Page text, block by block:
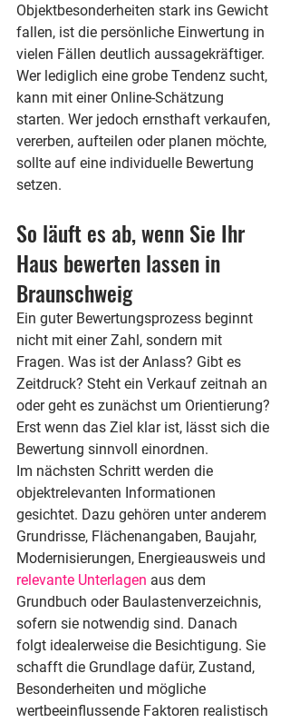
Objektbesonderheiten stark ins Gewicht
fallen, ist die persönliche Einwertung in
vielen Fällen deutlich aussagekräftiger.
Wer lediglich eine grobe Tendenz sucht,
kann mit einer Online-Schätzung
starten. Wer jedoch ernsthaft verkaufen,
vererben, aufteilen oder planen möchte,
sollte auf eine individuelle Bewertung
setzen.
So läuft es ab, wenn Sie Ihr
Haus bewerten lassen in
Braunschweig
Ein guter Bewertungsprozess beginnt
nicht mit einer Zahl, sondern mit
Fragen. Was ist der Anlass? Gibt es
Zeitdruck? Steht ein Verkauf zeitnah an
oder geht es zunächst um Orientierung?
Erst wenn das Ziel klar ist, lässt sich die
Bewertung sinnvoll einordnen.
Im nächsten Schritt werden die
objektrelevanten Informationen
gesichtet. Dazu gehören unter anderem
Grundrisse, Flächenangaben, Baujahr,
Modernisierungen, Energieausweis und
relevante Unterlagen aus dem
Grundbuch oder Baulastenverzeichnis,
sofern sie notwendig sind. Danach
folgt idealerweise die Besichtigung. Sie
schafft die Grundlage dafür, Zustand,
Besonderheiten und mögliche
wertbeeinflussende Faktoren realistisch